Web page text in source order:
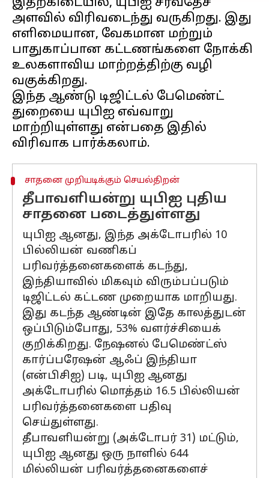
இதற்கிடையில், யுபிஐ சர்வதேச
அளவில் விரிவடைந்து வருகிறது. இது
எளிமையான, வேகமான மற்றும்
பாதுகாப்பான கட்டணங்களை நோக்கி
உலகளாவிய மாற்றத்திற்கு வழி
வகுக்கிறது.
இந்த ஆண்டு டிஜிட்டல் பேமெண்ட்
துறையை யுபிஐ எவ்வாறு
மாற்றியுள்ளது என்பதை இதில்
சாதனை முறியடிக்கும் செயல்திறன்
தீபாவளியன்று யுபிஐ புதிய
சாதனை படைத்துள்ளது
யுபிஐ ஆனது, இந்த அக்டோபரில் 10
பில்லியன் வணிகப்
பரிவர்த்தனைகளைக் கடந்து,
இந்தியாவில் மிகவும் விரும்பப்படும்
டிஜிட்டல் கட்டண முறையாக மாறியது.
இது கடந்த ஆண்டின் இதே காலத்துடன்
ஒப்பிடும்போது, 53% வளர்ச்சியைக்
குறிக்கிறது. நேஷனல் பேமெண்ட்ஸ்
கார்ப்பரேஷன் ஆஃப் இந்தியா
(என்பிசிஐ) படி, யுபிஐ ஆனது
அக்டோபரில் மொத்தம் 16.5 பில்லியன்
பரிவர்த்தனைகளை பதிவு
செய்துள்ளது.
தீபாவளியன்று (அக்டோபர் 31) மட்டும்,
யுபிஐ ஆனது ஒரு நாளில் 644
மில்லியன் பரிவர்த்தனைகளைச்